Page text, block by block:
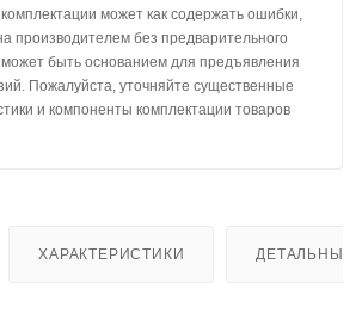
может как содержать ошибки,
производителем без предварительного
быть основанием для предъявления
Пожалуйста, уточняйте существенные
и компоненты комплектации товаров
ХАРАКТЕРИСТИКИ ДЕТАЛЬНЫЕ